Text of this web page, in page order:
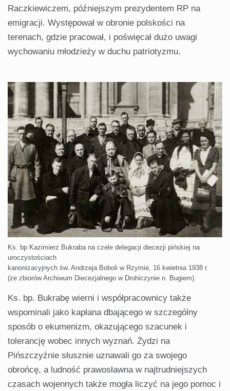
Raczkiewiczem, późniejszym prezydentem RP na
emigracji. Występował w obronie polskości na
terenach, gdzie pracował, i poświęcał dużo uwagi
wychowaniu młodzieży w duchu patriotyzmu.
Ks. bp Kazimierz Bukraba na czele delegacji diecezji pińskiej na
uroczystościach
kanonizacyjnych św. Andrzeja Boboli w Rzymie, 16 kwietnia 1938 r.
(ze zbiorów Archiwum Diecezjalnego w Drohiczynie n. Bugiem).
Ks. bp. Bukrabę wierni i współpracownicy także
wspominali jako kapłana dbającego w szczególny
sposób o ekumenizm, okazującego szacunek i
tolerancję wobec innych wyznań. Żydzi na
Pińszczyźnie słusznie uznawali go za swojego
obrońcę, a ludność prawosławna w najtrudniejszych
czasach wojennych także mogła liczyć na jego pomoc i